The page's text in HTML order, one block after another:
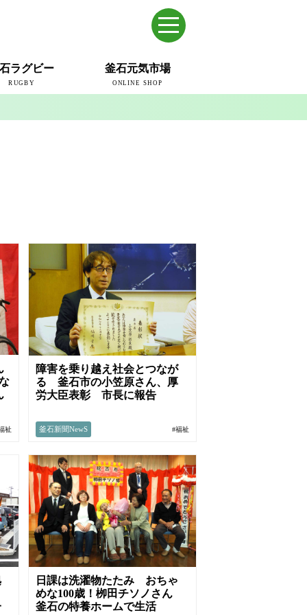
ラグビー
RUGBY
釜石元気市場
ONLINE SHOP
祉
障害を乗り越え社会とつなが
る 釜石市の小笠原さん、厚
労大臣表彰 市長に報告
釜石新聞NewS #福祉
日課は洗濯物たたみ おちゃ
めな100歳！栁田チソノさん
釜石の特養ホームで生活